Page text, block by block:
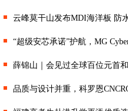
云峰莫干山发布MDI海洋板 防